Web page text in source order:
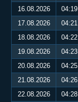
16.08.2026
04:19
17.08.2026
04:21
18.08.2026
04:22
19.08.2026
04:23
20.08.2026
04:25
21.08.2026
04:26
22.08.2026
04:28